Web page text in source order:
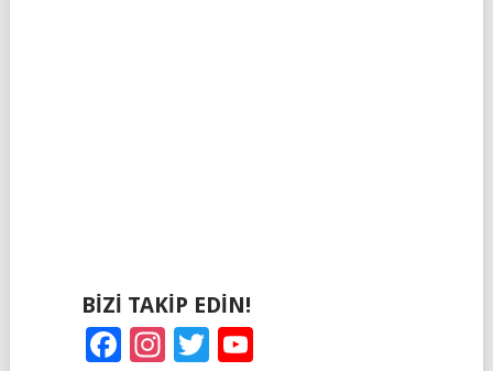
BIZI TAKIP EDIN!
Facebook
Instagram
Twitter